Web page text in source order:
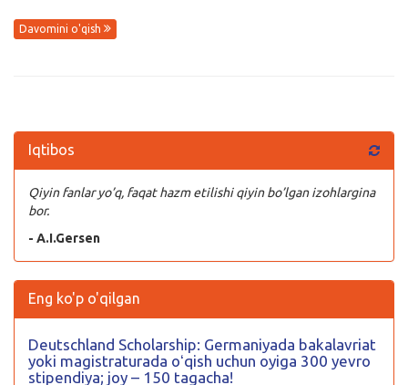
Davomini o'qish
Iqtibos
Qiyin fanlar yo’q, faqat hazm etilishi qiyin bo’lgan izohlargina
bor.
- A.I.Gersen
Eng ko'p o'qilgan
Deutschland Scholarship: Germaniyada bakalavriat
yoki magistraturada oʻqish uchun oyiga 300 yevro
stipendiya; joy – 150 tagacha!